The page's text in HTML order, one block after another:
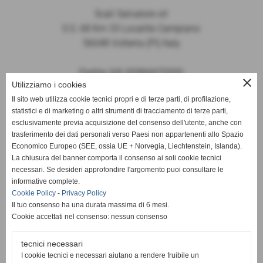
Partita IVA 00984470500
Privacy Policy
Telefono +39 0588 87737
E-mail:info@alabastro-scali.com
Pec:scalisalvatoresrl@pec.it
close
Utilizziamo i cookies
Il sito web utilizza cookie tecnici propri e di terze parti, di profilazione,
statistici e di marketing o altri strumenti di tracciamento di terze parti,
esclusivamente previa acquisizione del consenso dell'utente, anche con
trasferimento dei dati personali verso Paesi non appartenenti allo Spazio
Economico Europeo (SEE, ossia UE + Norvegia, Liechtenstein, Islanda).
La chiusura del banner comporta il consenso ai soli cookie tecnici
necessari. Se desideri approfondire l'argomento puoi consultare le
informative complete.
Cookie Policy - Privacy Policy
Il tuo consenso ha una durata massima di 6 mesi.
Cookie accettati nel consenso: nessun consenso
tecnici necessari
I cookie tecnici e necessari aiutano a rendere fruibile un